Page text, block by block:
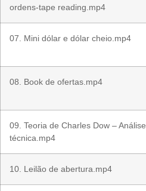
ordens-tape reading.mp4
07. Mini dólar e dólar cheio.mp4
08. Book de ofertas.mp4
09. Teoria de Charles Dow – Análise
técnica.mp4
10. Leilão de abertura.mp4